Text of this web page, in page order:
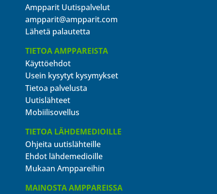
Ampparit Uutispalvelut
ampparit@ampparit.com
Lähetä palautetta
TIETOA AMPPAREISTA
Käyttöehdot
Usein kysytyt kysymykset
Tietoa palvelusta
Uutislähteet
Mobiilisovellus
TIETOA LÄHDEMEDIOILLE
Ohjeita uutislähteille
Ehdot lähdemedioille
Mukaan Amppareihin
MAINOSTA AMPPAREISSA